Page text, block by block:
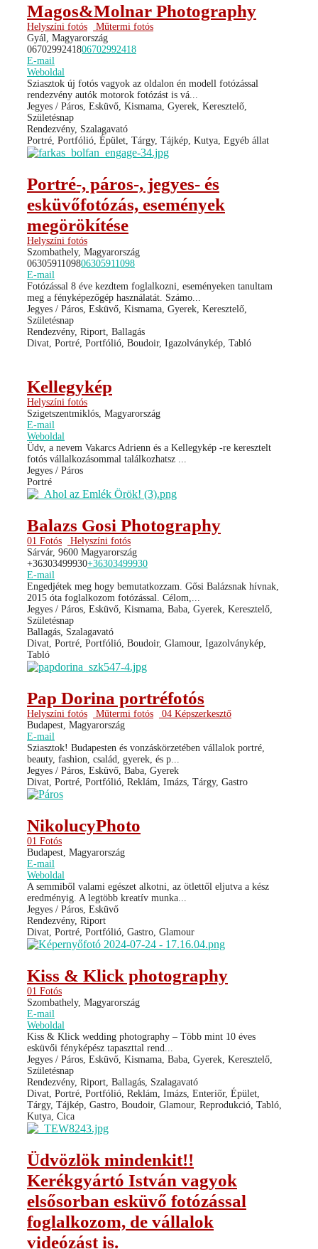
Magos&Molnar Photography
Helyszíni fotós
Műtermi fotós
Gyál, Magyarország
0670299241806702992418
E-mail
Weboldal
Sziasztok új fotós vagyok az oldalon én modell fotózással
rendezvény autók motorok fotózást is vá...
Jegyes / Páros, Esküvő, Kismama, Gyerek, Keresztelő,
Születésnap
Rendezvény, Szalagavató
Portré, Portfólió, Épület, Tárgy, Tájkép, Kutya, Egyéb állat
Portré-, páros-, jegyes- és
esküvőfotózás, események
megörökítése
Helyszíni fotós
Szombathely, Magyarország
0630591109806305911098
E-mail
Fotózással 8 éve kezdtem foglalkozni, eseményeken tanultam
meg a fényképezőgép használatát. Számo...
Jegyes / Páros, Esküvő, Kismama, Gyerek, Keresztelő,
Születésnap
Rendezvény, Riport, Ballagás
Divat, Portré, Portfólió, Boudoir, Igazolványkép, Tabló
Kellegykép
Helyszíni fotós
Szigetszentmiklós, Magyarország
E-mail
Weboldal
Üdv, a nevem Vakarcs Adrienn és a Kellegykép -re keresztelt
fotós vállalkozásommal találkozhatsz ...
Jegyes / Páros
Portré
Balazs Gosi Photography
01 Fotós
Helyszíni fotós
Sárvár, 9600 Magyarország
+36303499930+36303499930
E-mail
Engedjétek meg hogy bemutatkozzam. Gősi Balázsnak hívnak,
2015 óta foglalkozom fotózással. Célom,...
Jegyes / Páros, Esküvő, Kismama, Baba, Gyerek, Keresztelő,
Születésnap
Ballagás, Szalagavató
Divat, Portré, Portfólió, Boudoir, Glamour, Igazolványkép,
Tabló
Pap Dorina portréfotós
Helyszíni fotós Műtermi fotós
04 Képszerkesztő
Budapest, Magyarország
E-mail
Sziasztok! Budapesten és vonzáskörzetében vállalok portré,
beauty, fashion, család, gyerek, és p...
Jegyes / Páros, Esküvő, Baba, Gyerek
Divat, Portré, Portfólió, Reklám, Imázs, Tárgy, Gastro
NikolucyPhoto
01 Fotós
Budapest, Magyarország
E-mail
Weboldal
A semmiből valami egészet alkotni, az ötlettől eljutva a kész
eredményig. A legtöbb kreatív munka...
Jegyes / Páros, Esküvő
Rendezvény, Riport
Divat, Portré, Portfólió, Gastro, Glamour
Kiss & Klick photography
01 Fotós
Szombathely, Magyarország
E-mail
Weboldal
Kiss & Klick wedding photography – Több mint 10 éves
esküvői fényképész tapaszttal rend...
Jegyes / Páros, Esküvő, Kismama, Baba, Gyerek, Keresztelő,
Születésnap
Rendezvény, Riport, Ballagás, Szalagavató
Divat, Portré, Portfólió, Reklám, Imázs, Enteriőr, Épület,
Tárgy, Tájkép, Gastro, Boudoir, Glamour, Reprodukció, Tabló,
Kutya, Cica
Üdvözlök mindenkit!!
Kerékgyártó István vagyok
elsősorban esküvő fotózással
foglalkozom, de vállalok
videózást is.